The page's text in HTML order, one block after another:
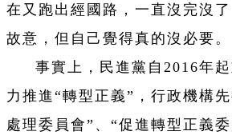
在又跑出經國路，一直沒完沒
故意，但自己覺得真的沒必要。
事實上，民進黨自2016年
力推進“轉型正義”，行政機構
處理委員會”、“促進轉型正義